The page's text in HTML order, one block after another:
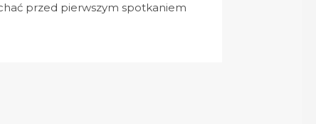
przed pierwszym spotkaniem